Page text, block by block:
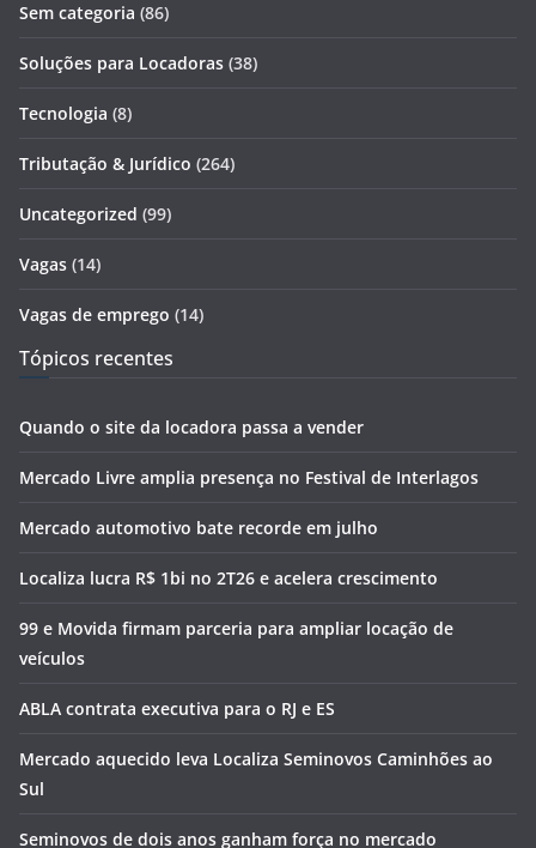
Sem categoria (86)
Soluções para Locadoras (38)
Tecnologia (8)
Tributação & Jurídico (264)
Uncategorized (99)
Vagas (14)
Vagas de emprego (14)
Tópicos recentes
Quando o site da locadora passa a vender
Mercado Livre amplia presença no Festival de Interlagos
Mercado automotivo bate recorde em julho
Localiza lucra R$ 1bi no 2T26 e acelera crescimento
99 e Movida firmam parceria para ampliar locação de
veículos
ABLA contrata executiva para o RJ e ES
Mercado aquecido leva Localiza Seminovos Caminhões ao
Sul
Seminovos de dois anos ganham força no mercado